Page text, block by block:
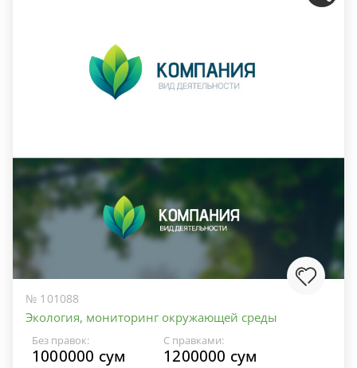
№ 101088
Экология, мониторинг окружающей среды
Без правок:
1000000 сум
С правками:
1200000 сум